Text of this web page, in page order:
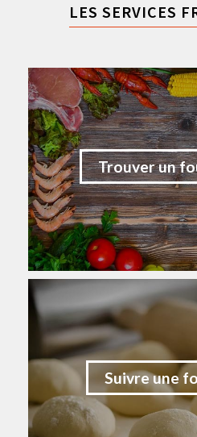
LES SERVICES
Trouver un
Suivre une